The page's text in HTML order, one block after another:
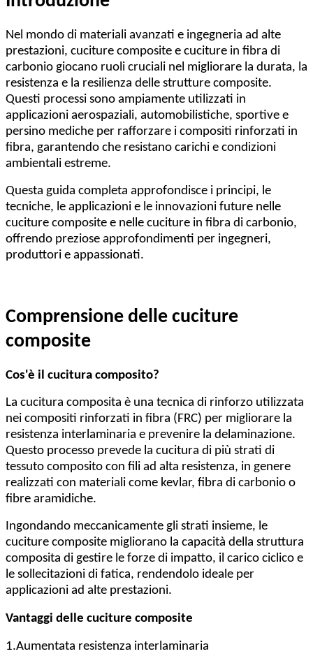
Nel mondo di materiali avanzati e ingegneria ad alte
prestazioni, cuciture composite e cuciture in fibra di
carbonio giocano ruoli cruciali nel migliorare la durata, la
resistenza e la resilienza delle strutture composite.
Questi processi sono ampiamente utilizzati in
applicazioni aerospaziali, automobilistiche, sportive e
persino mediche per rafforzare i compositi rinforzati in
fibra, garantendo che resistano carichi e condizioni
ambientali estreme.
Questa guida completa approfondisce i principi, le
tecniche, le applicazioni e le innovazioni future nelle
cuciture composite e nelle cuciture in fibra di carbonio,
offrendo preziose approfondimenti per ingegneri,
produttori e appassionati.
Comprensione delle cuciture
composite
Cos'è il cucitura composito?
La cucitura composita è una tecnica di rinforzo utilizzata
nei compositi rinforzati in fibra (FRC) per migliorare la
resistenza interlaminaria e prevenire la delaminazione.
Questo processo prevede la cucitura di più strati di
tessuto composito con fili ad alta resistenza, in genere
realizzati con materiali come kevlar, fibra di carbonio o
fibre aramidiche.
Ingondando meccanicamente gli strati insieme, le
cuciture composite migliorano la capacità della struttura
composita di gestire le forze di impatto, il carico ciclico e
le sollecitazioni di fatica, rendendolo ideale per
applicazioni ad alte prestazioni.
Vantaggi delle cuciture composite
1.Aumentata resistenza interlaminaria